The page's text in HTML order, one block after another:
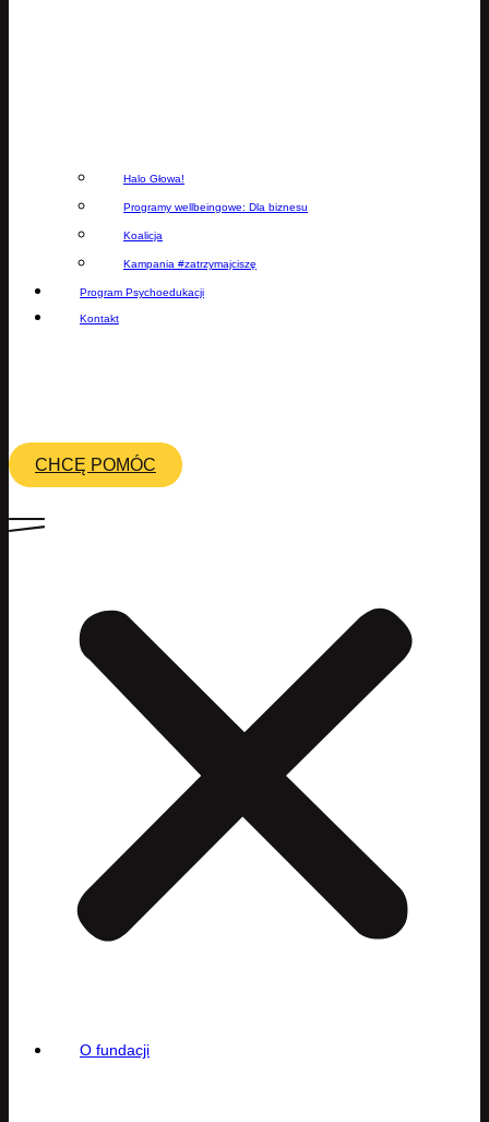
Halo Głowa!
Programy wellbeingowe: Dla biznesu
Koalicja
Kampania #zatrzymajciszę
Program Psychoedukacji
Kontakt
CHCĘ POMÓC
O fundacji